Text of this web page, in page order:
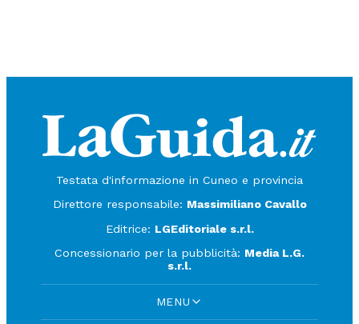
Testata d'informazione in Cuneo e provincia
Direttore responsabile: Massimiliano Cavallo
Editrice: LGEditoriale s.r.l.
Concessionario per la pubblicità: Media L.G.
s.r.l.
MENU